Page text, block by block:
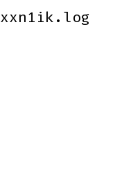
xxn1ik.log
xxn1ik.log